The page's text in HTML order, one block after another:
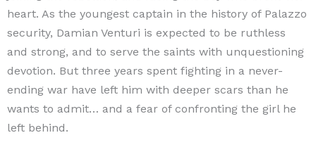
heart. As the youngest captain in the history of Palazzo
security, Damian Venturi is expected to be ruthless
and strong, and to serve the saints with unquestioning
devotion. But three years spent fighting in a never-
ending war have left him with deeper scars than he
wants to admit… and a fear of confronting the girl he
left behind.